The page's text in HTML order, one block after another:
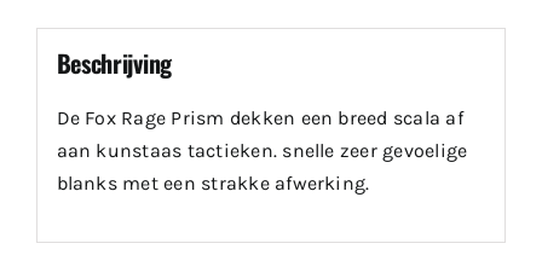
Beschrijving
De Fox Rage Prism dekken een breed scala af
aan kunstaas tactieken. snelle zeer gevoelige
blanks met een strakke afwerking.